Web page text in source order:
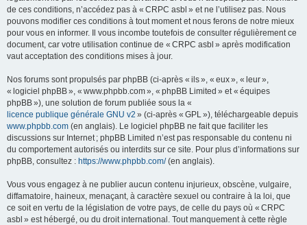
de ces conditions, n’accédez pas à « CRPC asbl » et ne l’utilisez pas. Nous
pouvons modifier ces conditions à tout moment et nous ferons de notre mieux
pour vous en informer. Il vous incombe toutefois de consulter régulièrement ce
document, car votre utilisation continue de « CRPC asbl » après modification
vaut acceptation des conditions mises à jour.
Nos forums sont propulsés par phpBB (ci-après « ils », « eux », « leur »,
« logiciel phpBB », « www.phpbb.com », « phpBB Limited » et « équipes
phpBB »), une solution de forum publiée sous la «
licence publique générale GNU v2 » (ci-après « GPL »), téléchargeable depuis
www.phpbb.com (en anglais). Le logiciel phpBB ne fait que faciliter les
discussions sur Internet ; phpBB Limited n’est pas responsable du contenu ni
du comportement autorisés ou interdits sur ce site. Pour plus d’informations sur
phpBB, consultez : https://www.phpbb.com/(en anglais).
Vous vous engagez à ne publier aucun contenu injurieux, obscène, vulgaire,
diffamatoire, haineux, menaçant, à caractère sexuel ou contraire à la loi, que
ce soit en vertu de la législation de votre pays, de celle du pays où « CRPC
asbl » est hébergé, ou du droit international. Tout manquement à cette règle